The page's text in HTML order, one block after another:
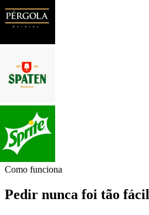
Como funciona
Pedir nunca foi tão fácil